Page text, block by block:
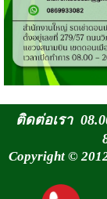
ติดต่อเรา
Copyright ©